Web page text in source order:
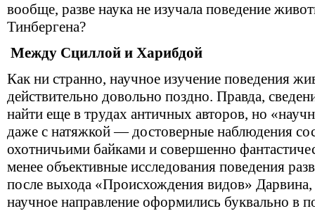
вообще, разве наука не изучала поведение
Тинбергена?
Между Сциллой и Харибдой
Как ни странно, научное изучение поведения
действительно довольно поздно. Правда,
найти еще в трудах античных авторов, но
даже с натяжкой — достоверные наблюдения
охотничьими байками и совершенно
менее объективные исследования поведения
после выхода «Происхождения видов» Дарвина,
научное направление оформились буквально в